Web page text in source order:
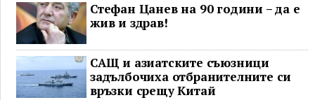
Стефан Цанев на 90 години – да е
жив и здрав!
САЩ и азиатските съюзници
задълбочиха отбранителните си
връзки срещу Китай